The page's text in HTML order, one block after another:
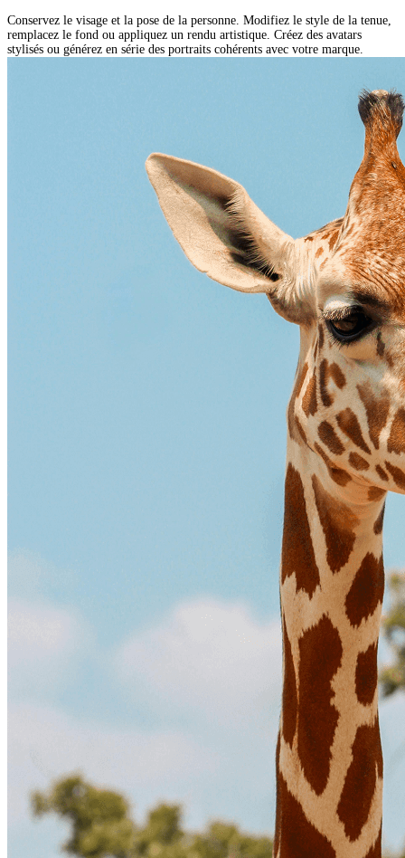
Conservez le visage et la pose de la personne. Modifiez le style de la tenue,
remplacez le fond ou appliquez un rendu artistique. Créez des avatars
stylisés ou générez en série des portraits cohérents avec votre marque.